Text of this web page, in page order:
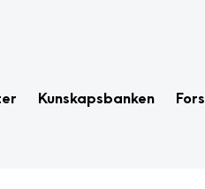
Kunskapsbanken